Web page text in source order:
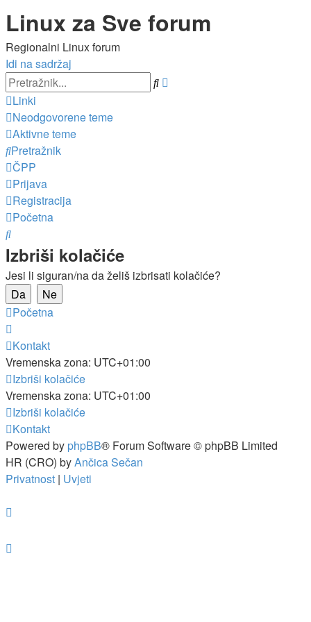
Linux za Sve forum
Regionalni Linux forum
Idi na sadržaj
Pretražnik
Linki
Neodgovorene teme
Aktivne teme
Pretražnik
ČPP
Prijava
Registracija
Početna
Pretražnik
Izbriši kolačiće
Jesi li siguran/na da želiš izbrisati kolačiće?
Početna
Kontakt
Vremenska zona: UTC+01:00
Izbriši kolačiće
Vremenska zona: UTC+01:00
Izbriši kolačiće
Kontakt
Powered by phpBB® Forum Software © phpBB Limited
HR (CRO) byAnčica Sečan
Privatnost | Uvjeti